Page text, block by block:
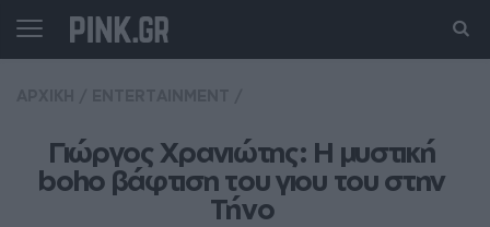
Γιώργος Χρανιώτης: Η μυστική
boho βάφτιση του γιου του στην
Τήνο